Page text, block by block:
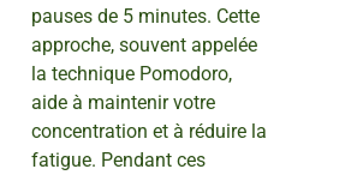
pauses de 5 minutes. Cette
approche, souvent appelée
la technique Pomodoro,
aide à maintenir votre
concentration et à réduire la
fatigue. Pendant ces